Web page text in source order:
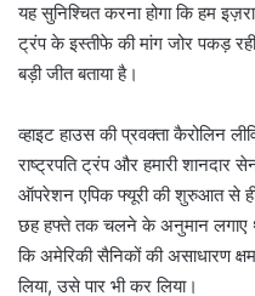
यह सुनिश्चित करना होगा कि हम
ट्रंप के इस्तीफे की मांग जोर पकड़
बड़ी जीत बताया है।
व्हाइट हाउस की प्रवक्ता कैरोलिन
राष्ट्रपति ट्रंप और हमारी शानदार
ऑपरेशन एपिक फ्यूरी की शुरुआत से
छह हफ्ते तक चलने के अनुमान लगाए
कि अमेरिकी सैनिकों की असाधारण
लिया, उसे पार भी कर लिया।